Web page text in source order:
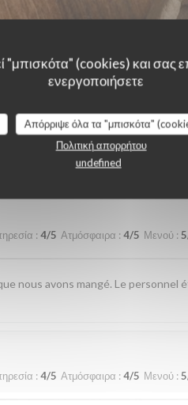
(cookies) και σας
ενεργοποιήσετε
Απόρριψε όλα τα "μπισκότα"
Πολιτική απορρήτου
undefinedμας
: 4/5 Ατμόσφαιρα : 4/5 Μενού : 5
nous avons mangé. Le personnel
:4/5 Ατμόσφαιρα : 4/5 Μενού :5